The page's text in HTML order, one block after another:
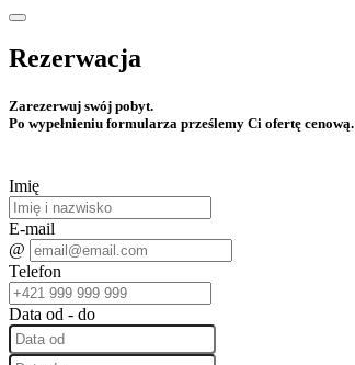
Rezerwacja
Zarezerwuj swój pobyt.
Po wypełnieniu formularza prześlemy Ci ofertę cenową.
Imię
E-mail
@
Telefon
Data od - do